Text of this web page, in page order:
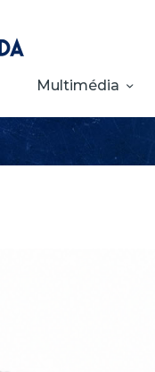
Multimédia